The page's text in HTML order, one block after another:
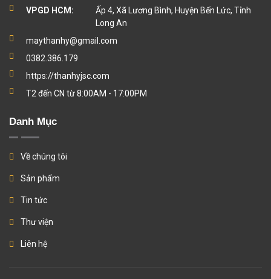
VPGD HCM:
Ấp 4, Xã Lương Bình, Huyện Bến Lức, Tỉnh
Long An
maythanhy@gmail.com
0382.386.179
https://thanhyjsc.com
T2 đến CN từ 8:00AM - 17:00PM
Danh Mục
Về chúng tôi
Sản phẩm
Tin tức
Thư viện
Liên hệ